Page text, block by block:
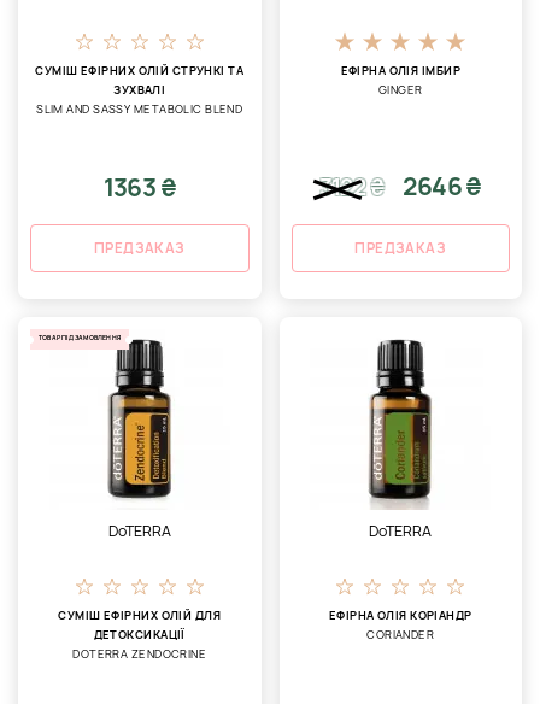
СУМІШ ЕФІРНИХ ОЛІЙ СТРУНКІ ТА
ЗУХВАЛІ
SLIM AND SASSY METABOLIC BLEND
1363 ₴
ПРЕДЗАКАЗ
ЕФІРНА ОЛІЯ ІМБИР
GINGER
3122₴ 2646 ₴
ПРЕДЗАКАЗ
ТОВАР ПІД ЗАМОВЛЕННЯ
DoTERRA
СУМІШ ЕФІРНИХ ОЛІЙ ДЛЯ
ДЕТОКСИКАЦІЇ
DOTERRA ZENDOCRINE
DoTERRA
ЕФІРНА ОЛІЯ КОРІАНДР
CORIANDER